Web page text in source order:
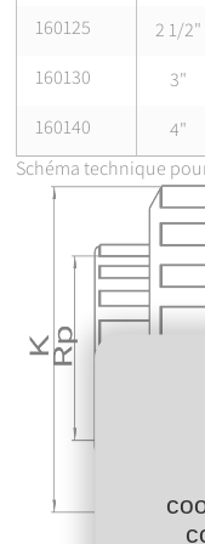
160125
2 1/2"
160130
3"
160140
4"
Schéma technique